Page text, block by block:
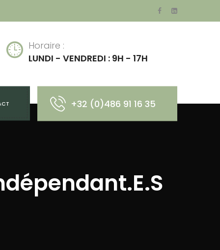
Horaire :
LUNDI - VENDREDI : 9H - 17H
+32 (0)486 91 16 35